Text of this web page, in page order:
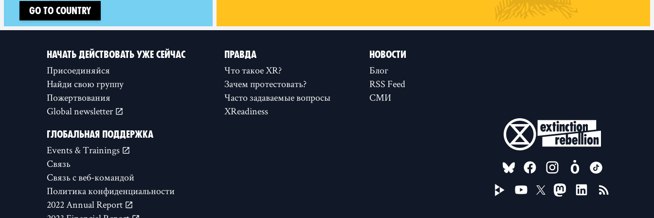
Go to country
НАЧАТЬ ДЕЙСТВОВАТЬ УЖЕ СЕЙЧАС
Присоединяйся
Найди свою группу
Пожертвования
Global newsletter
ПРАВДА
Что такое XR?
Зачем протестовать?
Часто задаваемые вопросы
XReadiness
НОВОСТИ
Блог
RSS Feed
СМИ
ГЛОБАЛЬНАЯ ПОДДЕРЖКА
Events & Trainings
Связь
Связь с веб-командой
Политика конфиденциальности
2022 Annual Report
FOLLOW US ON